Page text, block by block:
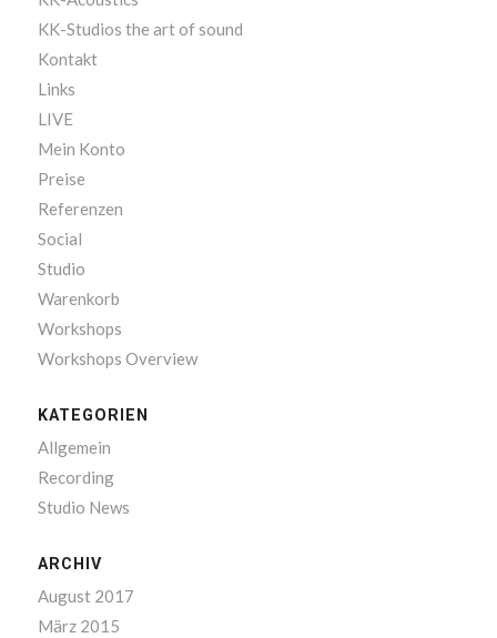
KK-Studios the art of sound
Kontakt
Links
LIVE
Mein Konto
Preise
Referenzen
Social
Studio
Warenkorb
Workshops
Workshops Overview
KATEGORIEN
Allgemein
Recording
Studio News
ARCHIV
August 2017
März 2015